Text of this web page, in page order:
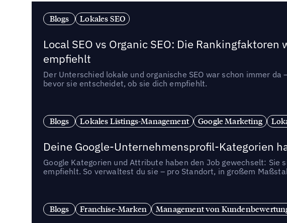
Blogs Lokales SEO
Local SEO vs Organic SEO: Die
empfiehlt
Der Unterschied lokale und organische SEO war schon immer
bevor sie entscheidet, ob sie dich empfiehlt.
Blogs Lokales Listings-Management Google Marketing
Deine Google-Unternehmensprofil-Kategorien
Google Kategorien und Attribute haben den Job gewechselt:
empfiehlt. So verwaltest du sie – pro Standort, in großem
Blogs Franchise-Marken Management von